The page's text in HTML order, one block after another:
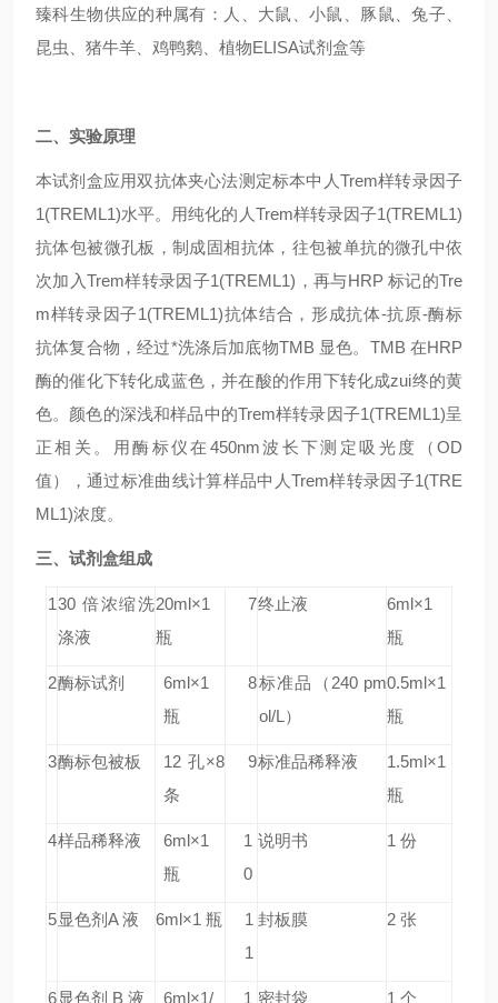
臻科生物供应的种属有：人、大鼠、小鼠、豚鼠、兔子、
昆虫、猪牛羊、鸡鸭鹅、植物ELISA试剂盒等
二、实验原理
本试剂盒应用双抗体夹心法测定标本中人Trem样转录因子
1(TREML1)水平。用纯化的人Trem样转录因子1(TREML1)
抗体包被微孔板，制成固相抗体，往包被单抗的微孔中依
次加入Trem样转录因子1(TREML1)，再与HRP 标记的Tre
m样转录因子1(TREML1)抗体结合，形成抗体-抗原-酶标
抗体复合物，经过*洗涤后加底物TMB 显色。TMB 在HRP
酶的催化下转化成蓝色，并在酸的作用下转化成zui终的黄
色。颜色的深浅和样品中的Trem样转录因子1(TREML1)呈
正相关。用酶标仪在450nm波长下测定吸光度（OD
值），通过标准曲线计算样品中人Trem样转录因子1(TRE
ML1)浓度。
三、试剂盒组成
130 倍浓缩洗
涤液
20ml×1
瓶
7终止液
6ml×1
瓶
2酶标试剂
6ml×1
瓶
8标准品
（240 pm
ol/L）
0.5ml×1
瓶
3酶标包被板
12 孔×8
条
9标准品稀释液
1.5ml×1
瓶
4样品稀释液
6ml×1
瓶
1
0
说明书 1 份
5显色剂A 液 6ml×1 瓶
1
1
封板膜 2 张
6显色剂 B 液 6ml×1/ 1 密封袋 1 个